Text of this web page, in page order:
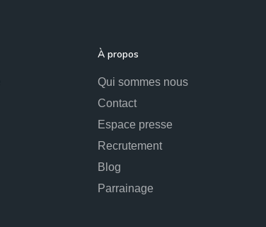
À propos
Qui sommes nous
Contact
Espace presse
Recrutement
Blog
Parrainage